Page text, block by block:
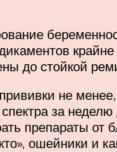
до стойкой
не
за неделю
препараты
ошейники и